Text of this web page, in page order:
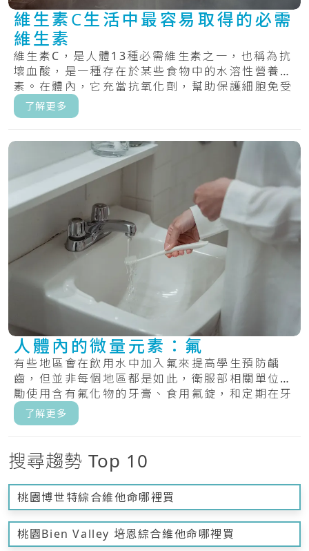
維生素C生活中最容易取得的必需
維生素
維生素C，是人體13種必需維生素之一，也稱為抗
壞血酸，是一種存在於某些食物中的水溶性營養
素。在體內，它充當抗氧化劑，幫助保護細胞免受
自由.....
了解更多
人體內的微量元素：氟
有些地區會在飲用水中加入氟來提高學生預防齲
齒，但並非每個地區都是如此，衛服部相關單位鼓
勵使用含有氟化物的牙膏、食用氟錠，和定期在牙
齒上塗.....
了解更多
搜尋趨勢 Top 10
桃園博世特綜合維他命哪裡買
桃園Bien Valley 培恩綜合維他命哪裡買